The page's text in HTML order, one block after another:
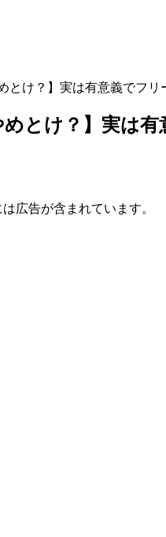
とけ？】実は有意義でフ
めとけ？】実は
広告が含まれています。